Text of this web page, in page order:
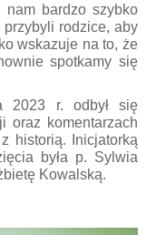
bardzo szybko
przybyli rodzice, aby
wskazuje na to, że
spotkamy się
2023 r. odbył się
oraz komentarzach
historią. Inicjatorką
była p. Sylwia
Kowalską.